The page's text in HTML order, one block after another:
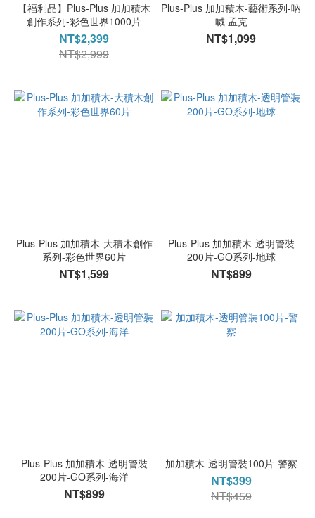
【福利品】Plus-Plus 加加積木
創作系列-彩色世界1000片
NT$2,399
NT$2,999
Plus-Plus 加加積木-藝術系列-吶
喊 孟克
NT$1,099
Plus-Plus 加加積木-大積木創作
系列-彩色世界60片
NT$1,599
Plus-Plus 加加積木-透明管裝
200片-GO系列-地球
NT$899
Plus-Plus 加加積木-透明管裝
200片-GO系列-海洋
NT$899
加加積木-透明管裝100片-警察
NT$399
NT$459